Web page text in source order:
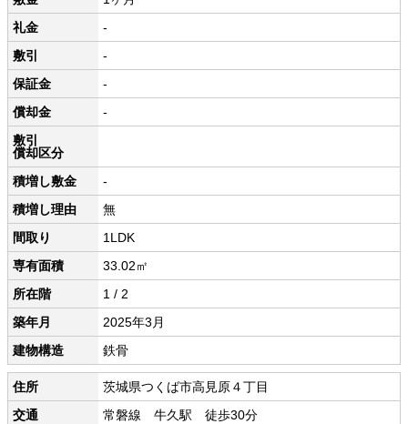
礼金
-
敷引
-
保証金
-
償却金
-
敷引
償却区分
積増し敷金
-
積増し理由
無
間取り
1LDK
専有面積
33.02㎡
所在階
1 / 2
築年月
2025年3月
建物構造
鉄骨
住所
茨城県つくば市高見原４丁目
交通
常磐線 牛久駅 徒歩30分